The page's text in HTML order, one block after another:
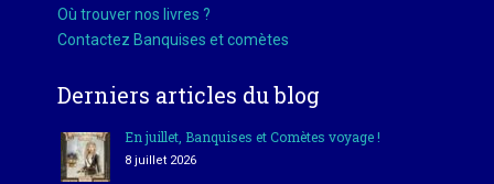
Où trouver nos livres ?
Contactez Banquises et comètes
Derniers articles du blog
En juillet, Banquises et Comètes voyage !
8 juillet 2026